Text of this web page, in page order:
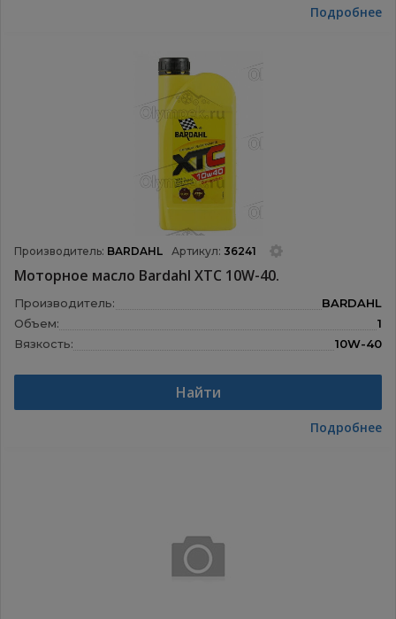
Подробнее
Производитель: BARDAHL Артикул: 36241
Моторное масло Bardahl XTC 10W-40.
Производитель:
BARDAHL
Объем:
1
Вязкость:
10W-40
Найти
Подробнее